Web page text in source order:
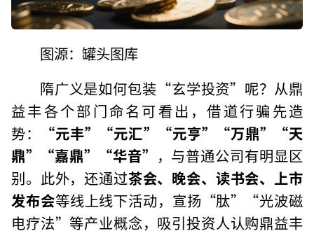
图源：罐头图库
隋广义是如何包装“玄学投资”呢？从鼎
益丰各个部门命名可看出，借道行骗先造
势：
“元丰”“元汇”“元亨”“万鼎”“天
鼎”“嘉鼎”“华音” ，与普通公司有明显区
别。此外，还通过茶会、晚会、读书会、上市
发布会等线上线下活动，宣扬“肽”“光波磁
电疗法”等产业概念，吸引投资人认购鼎益丰